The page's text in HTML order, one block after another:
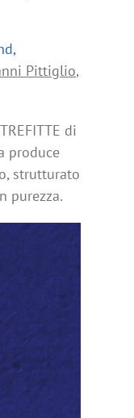
Pittiglio,
di
produce
strutturato
purezza.